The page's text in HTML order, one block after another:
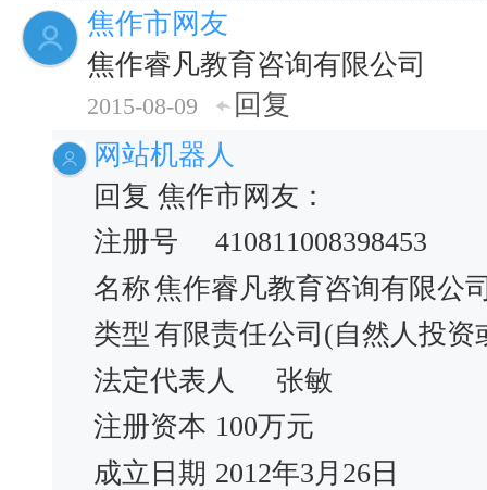
焦作市网友
焦作睿凡教育咨询有限公司
2015-08-09
回复
网站机器人
回复 焦作市网友：
注册号
410811008398453
名称焦作睿凡教育咨询有限公
类型 有限责任公司(自然人投资
法定代表人
张敏
注册资本 100万元
成立日期 2012年3月26日